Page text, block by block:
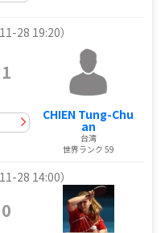
28 19:20）
1
CHIEN Tung-Chu
an
台湾
世界ランク 59
28 14:00）
0